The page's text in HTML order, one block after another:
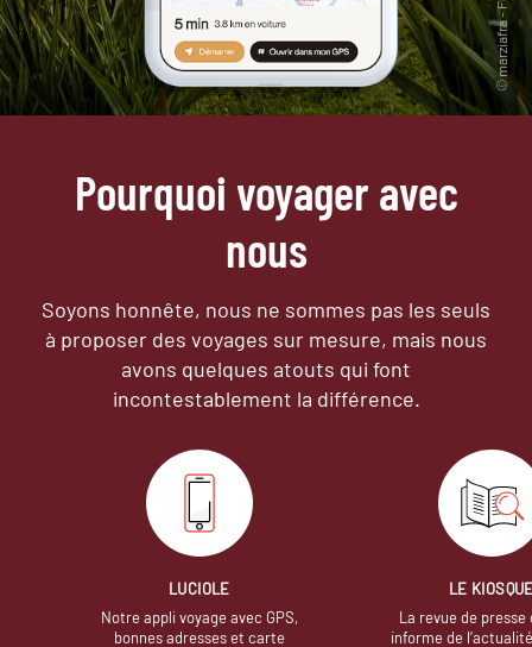
Pourquoi voyager avec
nous
Soyons honnête, nous ne sommes pas les seuls
à proposer des voyages sur mesure, mais nous
avons quelques atouts qui font
incontestablement la différence.
LUCIOLE
Notre appli voyage avec GPS,
bonnes adresses et carte
LE
La revue de presse
informe de